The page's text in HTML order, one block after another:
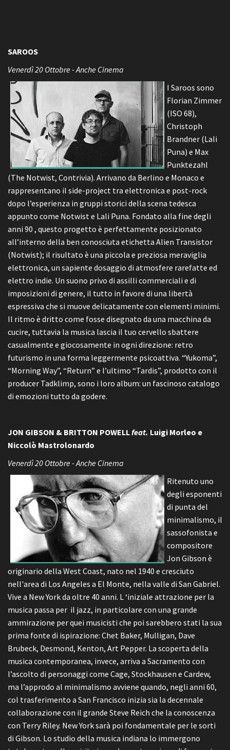
SAROOS
Venerdì 20 Ottobre - Anche Cinema
I Saroos sono
Florian Zimmer
(ISO 68),
Christoph
Brandner (Lali
Puna) e Max
Punktezahl
(The Notwist, Contrivia). Arrivano da Berlino e Monaco e
rappresentano il side-project tra elettronica e post-rock
dopo l’esperienza in gruppi storici della scena tedesca
appunto come Notwist e Lali Puna. Fondato alla fine degli
anni 90 , questo progetto è perfettamente posizionato
all’interno della ben conosciuta etichetta Alien Transistor
(Notwist); il risultato è una piccola e preziosa meraviglia
elettronica, un sapiente dosaggio di atmosfere rarefatte ed
elettro indie. Un suono privo di assilli commerciali e di
imposizioni di genere, il tutto in favore di una libertà
espressiva che si muove delicatamente con elementi minimi.
Il ritmo è dritto come fosse disegnato da una macchina da
cucire, tuttavia la musica lascia il tuo cervello sbattere
casualmente e giocosamente in ogni direzione: retro
futurismo in una forma leggermente psicoattiva. “Yukoma”,
“Morning Way”, “Return” e l’ultimo “Tardis”, prodotto con il
producer Tadklimp, sono i loro album: un fascinoso catalogo
di emozioni tutto da godere.
JON GIBSON & BRITTON POWELLfeat. Luigi Morleo e
Niccolò Mastrolonardo
Venerdì 20 Ottobre - Anche Cinema
Ritenuto uno
degli esponenti
di punta del
minimalismo, il
sassofonista e
compositore
Jon Gibson è
originario della West Coast, nato nel 1940 e cresciuto
nell'area di Los Angeles a El Monte, nella valle di San Gabriel.
Vive a New York da oltre 40 anni. L ‘iniziale attrazione per la
musica passa per il jazz, in particolare con una grande
ammirazione per quei musicisti che poi sarebbero stati la sua
prima fonte di ispirazione: Chet Baker, Mulligan, Dave
Brubeck, Desmond, Kenton, Art Pepper. La scoperta della
musica contemporanea, invece, arriva a Sacramento con
l’ascolto di personaggi come Cage, Stockhausen e Cardew,
ma l’approdo al minimalismo avviene quando, negli anni 60,
col trasferimento a San Francisco inizia sia la decennale
collaborazione con il grande Steve Reich che la conoscenza
con Terry Riley. New York sarà poi fondamentale per le sorti
di Gibson. Lo studio della musica indiana lo immergono